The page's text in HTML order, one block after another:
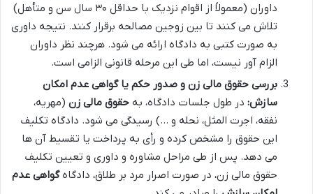
داوران (معمولاً از اقوام نزدیک با حداقل ۳۰ سال سن و متأهل)
تلاش می کنند تا بین زوجین مصالحه برقرار کنند. نتیجه داوری
به صورت کتبی به دادگاه ارائه می شود. هرچند نظر داوران
الزام آور نیست، اما طی این مرحله قانونی الزامی است.
بررسی حقوق مالی زن و صدور حکم یا گواهی عدم امکان
سازش: در طول جلسات دادگاه، به حقوق مالی زن (مهریه،
نفقه، اجرت المثل، نحله و …) رسیدگی می شود. دادگاه تکلیف
این حقوق را مشخص کرده و رأی به پرداخت یا تقسیط آن ها
می دهد. پس از طی مراحل مشاوره و داوری و تعیین تکلیف
حقوق مالی زن، در صورت اصرار مرد بر طلاق، دادگاهگواهی عدم